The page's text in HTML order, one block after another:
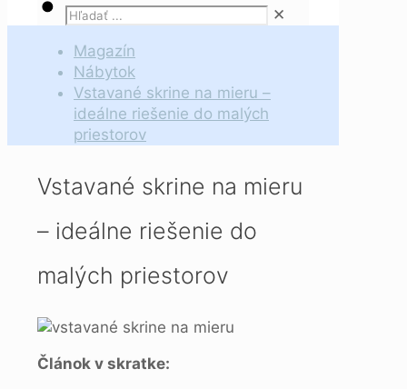
✕
Magazín
Nábytok
Vstavané skrine na mieru –
ideálne riešenie do malých
priestorov
Vstavané skrine na mieru
– ideálne riešenie do
malých priestorov
Článok v skratke: